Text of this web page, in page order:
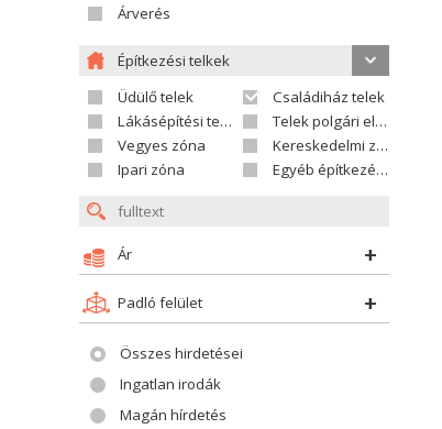
Árverés
Építkezési telkek
Üdülő telek
Családiház telek
Lákásépítési telek
Telek polgári ellátáshoz
Vegyes zóna
Kereskedelmi zóna
Ipari zóna
Egyéb építkezési telek
Ár
Padló felület
Összes hirdetései
Ingatlan irodák
Magán hírdetés